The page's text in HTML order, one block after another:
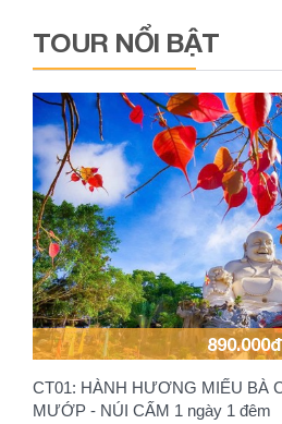
TOUR NỔI BẬT
890.000đ
CT01: HÀNH HƯƠNG MIẾU BÀ
MƯỚP - NÚI CẤM 1 ngày 1 đêm